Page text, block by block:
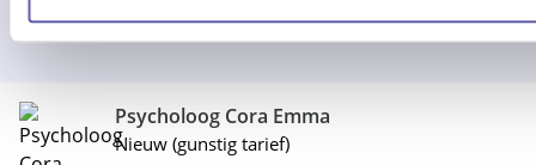
Psycholoog Cora Emma
Nieuw (gunstig tarief)